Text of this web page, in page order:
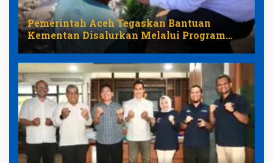
Pemerintah Aceh Tegaskan Bantuan
Kementan Disalurkan Melalui Program
Pemulihan Pertanian